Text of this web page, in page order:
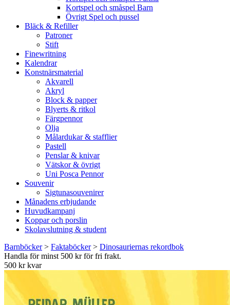
Kortspel och småspel Barn
Övrigt Spel och pussel
Bläck & Refiller
Patroner
Stift
Finewritning
Kalendrar
Konstnärsmaterial
Akvarell
Akryl
Block & papper
Blyerts & ritkol
Färgpennor
Olja
Målardukar & stafflier
Pastell
Penslar & knivar
Vätskor & övrigt
Uni Posca Pennor
Souvenir
Sigtunasouvenirer
Månadens erbjudande
Huvudkampanj
Koppar och porslin
Skolavslutning & student
Barnböcker> Faktaböcker> Dinosauriernas rekordbok
Handla för minst 500 kr för fri frakt.
500 kr kvar